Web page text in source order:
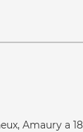
Amaury a